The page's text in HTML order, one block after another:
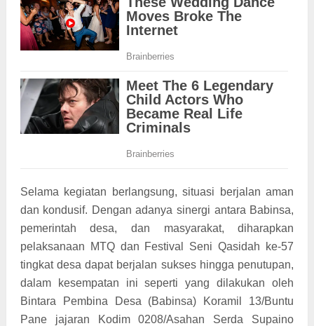
Selama kegiatan berlangsung, situasi berjalan aman
dan kondusif. Dengan adanya sinergi antara Babinsa,
pemerintah desa, dan masyarakat, diharapkan
pelaksanaan MTQ dan Festival Seni Qasidah ke-57
tingkat desa dapat berjalan sukses hingga penutupan,
dalam kesempatan ini seperti yang dilakukan oleh
Bintara Pembina Desa (Babinsa) Koramil 13/Buntu
Pane jajaran Kodim 0208/Asahan Serda Supaino